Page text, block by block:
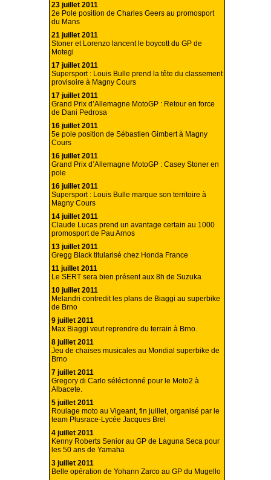
23 juillet 2011
2e Pole position de Charles Geers au promosport
du Mans
21 juillet 2011
Stoner et Lorenzo lancent le boycott du GP de
Motegi
17 juillet 2011
Supersport : Louis Bulle prend la tête du classement
provisoire à Magny Cours
17 juillet 2011
Grand Prix d’Allemagne MotoGP : Retour en force
de Dani Pedrosa
16 juillet 2011
5e pole position de Sébastien Gimbert à Magny
Cours
16 juillet 2011
Grand Prix d’Allemagne MotoGP : Casey Stoner en
pole
16 juillet 2011
Supersport : Louis Bulle marque son territoire à
Magny Cours
14 juillet 2011
Claude Lucas prend un avantage certain au 1000
promosport de Pau Arnos
13 juillet 2011
Gregg Black titularisé chez Honda France
11 juillet 2011
Le SERT sera bien présent aux 8h de Suzuka
10 juillet 2011
Melandri contredit les plans de Biaggi au superbike
de Brno
9 juillet 2011
Max Biaggi veut reprendre du terrain à Brno.
8 juillet 2011
Jeu de chaises musicales au Mondial superbike de
Brno
7 juillet 2011
Gregory di Carlo séléctionné pour le Moto2 à
Albacete.
5 juillet 2011
Roulage moto au Vigeant, fin juillet, organisé par le
team Plusrace-Lycée Jacques Brel
4 juillet 2011
Kenny Roberts Senior au GP de Laguna Seca pour
les 50 ans de Yamaha
3 juillet 2011
Belle opération de Yohann Zarco au GP du Mugello